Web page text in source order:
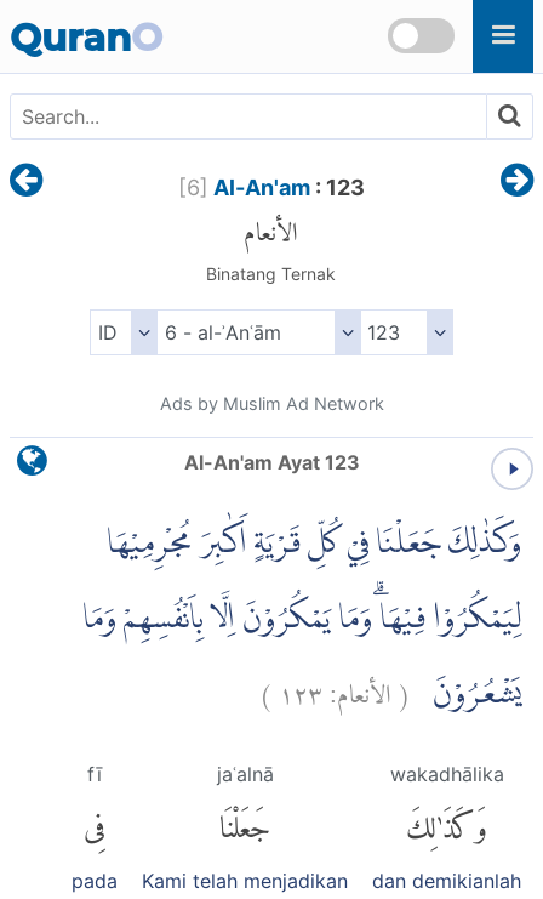
QuranO
[6] Al-An'am: 123
الأنعام
Binatang Ternak
Ads by Muslim Ad Network
Al-An'am Ayat 123
وَكَذٰلِكَ جَعَلْنَا فِيْ كُلِّ قَرْيَةٍ اَكٰبِرَ مُجْرِمِيْهَا
لِيَمْكُرُوْا فِيْهَاۗ وَمَا يَمْكُرُوْنَ اِلَّا بِاَنْفُسِهِمْ وَمَا
يَشْعُرُوْنَ (الأنعام:١٢٣ )
wakadhālika
وَكَذَٰلِكَ
dan demikianlah
jaʿalnā
جَعَلْنَا
Kami telah menjadikan
fī
فِى
pada